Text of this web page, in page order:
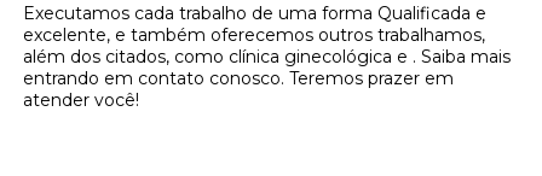
Executamos cada trabalho de uma forma Qualificada e
excelente, e também oferecemos outros trabalhamos,
além dos citados, como clínica ginecológica e . Saiba mais
entrando em contato conosco. Teremos prazer em
atender você!